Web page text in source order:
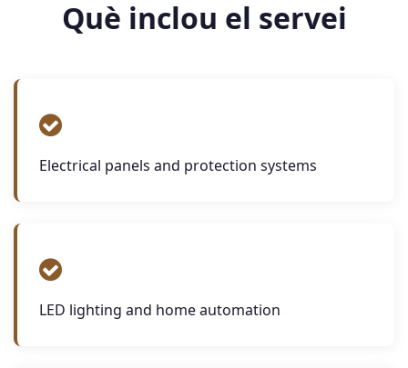
Què inclou el servei
Electrical panels and protection systems
LED lighting and home automation